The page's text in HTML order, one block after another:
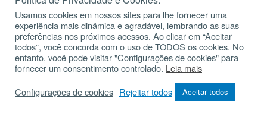
Fundação João Paulo II
Pedido de Oração
Mapa do site
Todos os direitos reservados.
Usamos cookies em nossos sites para lhe fornecer uma
experiência mais dinâmica e agradável, lembrando as suas
preferências nos próximos acessos. Ao clicar em “Aceitar
todos”, você concorda com o uso de TODOS os cookies. No
entanto, você pode visitar "Configurações de cookies" para
fornecer um consentimento controlado. Leia mais
Configurações de cookies Rejeitar todos Aceitar todos